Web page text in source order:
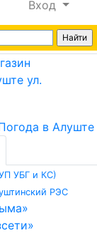
Вход
УБГ и КС)
РЭС